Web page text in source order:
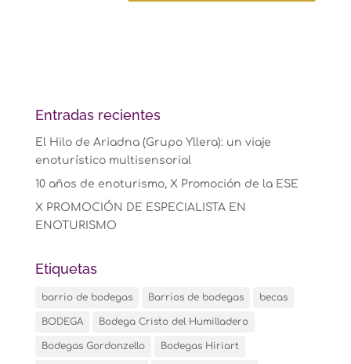
Entradas recientes
El Hilo de Ariadna (Grupo Yllera): un viaje
enoturístico multisensorial
10 años de enoturismo, X Promoción de la ESE
X PROMOCIÓN DE ESPECIALISTA EN
ENOTURISMO
Etiquetas
barrio de bodegas Barrios de bodegas becas
BODEGA Bodega Cristo del Humilladero
Bodegas Gordonzello Bodegas Hiriart